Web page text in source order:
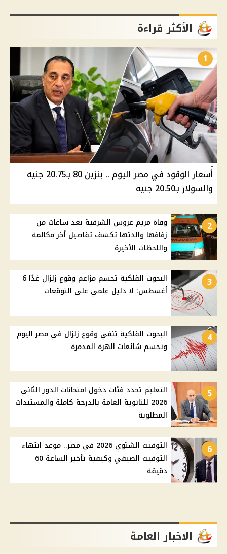
الأكثر قراءة
1
أسعار الوقود في مصر اليوم .. بنزين 80 بـ20.75 جنيه
والسولار بـ20.50 جنيه
2
وفاة مريم عروس الشرقية بعد ساعات من
زفافها والدتها تكشف تفاصيل أخر مكالمة
واللحظات الأخيرة
3
البحوث الفلكية تحسم مزاعم وقوع زلزال غدًا 6
أغسطس: لا دليل علمي على التوقعات
4
البحوث الفلكية تنفي وقوع زلزال في مصر اليوم
وتحسم شائعات الهزة المدمرة
5
التعليم تحدد فئات دخول امتحانات الدور الثاني
2026 للثانوية العامة بالدرجة كاملة والمستندات
المطلوبة
6
التوقيت الشتوي 2026 في مصر.. موعد انتهاء
التوقيت الصيفي وكيفية تأخير الساعة 60
دقيقة
الاخبار العامة